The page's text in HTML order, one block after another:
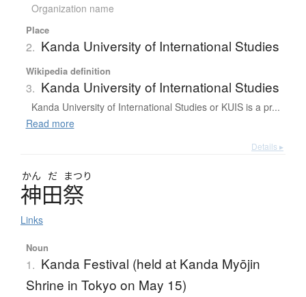
Organization name
Place
2. Kanda University of International Studies
Wikipedia definition
3. Kanda University of International Studies
Kanda University of International Studies or KUIS is a pr...
Read more
Details ▸
かん だ まつり
神田祭
Links
Noun
1. Kanda Festival (held at Kanda Myōjin
Shrine in Tokyo on May 15)